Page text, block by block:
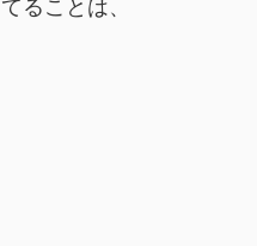
ることは、